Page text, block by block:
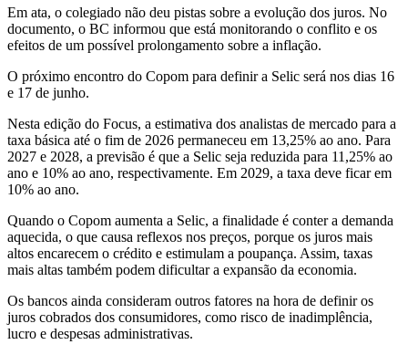
Em ata, o colegiado não deu pistas sobre a evolução dos juros. No
documento, o BC informou que está monitorando o conflito e os
efeitos de um possível prolongamento sobre a inflação.
O próximo encontro do Copom para definir a Selic será nos dias 16
e 17 de junho.
Nesta edição do Focus, a estimativa dos analistas de mercado para a
taxa básica até o fim de 2026 permaneceu em 13,25% ao ano. Para
2027 e 2028, a previsão é que a Selic seja reduzida para 11,25% ao
ano e 10% ao ano, respectivamente. Em 2029, a taxa deve ficar em
10% ao ano.
Quando o Copom aumenta a Selic, a finalidade é conter a demanda
aquecida, o que causa reflexos nos preços, porque os juros mais
altos encarecem o crédito e estimulam a poupança. Assim, taxas
mais altas também podem dificultar a expansão da economia.
Os bancos ainda consideram outros fatores na hora de definir os
juros cobrados dos consumidores, como risco de inadimplência,
lucro e despesas administrativas.